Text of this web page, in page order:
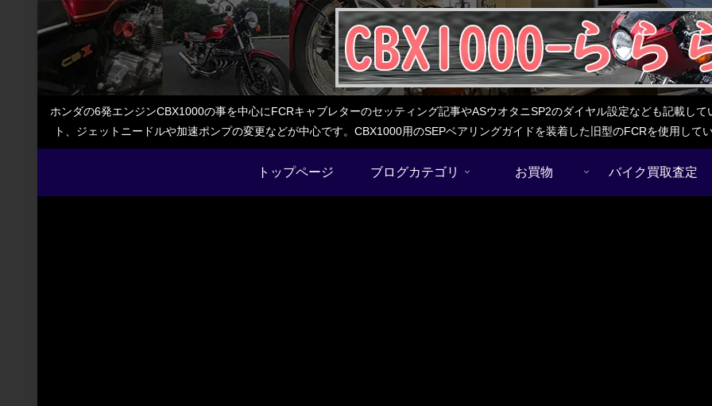
ホンダの6発エンジンCBX1000の事を中心にFCRキャブレターのセッティング記事やASウオタニSP2のダイヤル設定なども記載し
ト、ジェットニードルや加速ポンプの変更などが中心です。CBX1000用のSEPベアリングガイドを装着した旧型のFCRを使用し
トップページ ブログカテゴリ お買物 バイク買取査定